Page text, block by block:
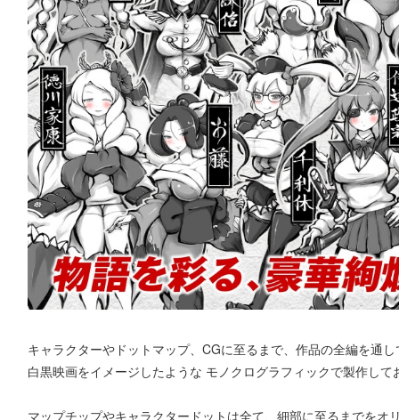
キャラクターやドットマップ、CGに至るまで、作品の全編を通し
白黒映画をイメージしたような モノクログラフィックで製作して
マップチップやキャラクタードットは全て、細部に至るまでをオ